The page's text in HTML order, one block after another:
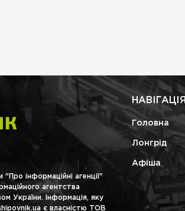
інформаційні агенції"
агентства
України. Інформація, яку
є власністю ТОВ
НАВІГАЦІЯ
Головна
Лонгрід
Афіша